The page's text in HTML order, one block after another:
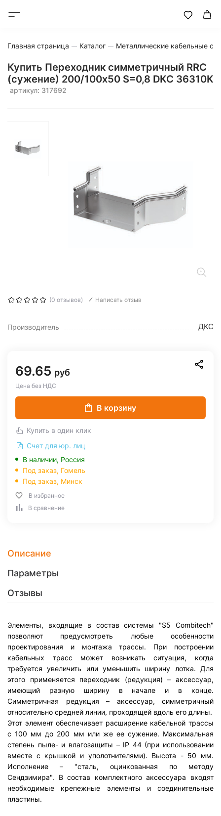
Главная страница Каталог Металлические кабельные
Купить Переходник симметричный RRC
(сужение) 200/100х50 S=0,8 DKC 36310K
артикул: 317692
(0 отзывов) Написать отзыв
Производитель ДКС
69.65 руб
Цена без НДС
В корзину
Купить в один клик
Счет для юр. лиц
В наличии, Россия
Под заказ, Гомель
Под заказ, Минск
В избранное
В сравнение
Описание
Параметры
Отзывы
Элементы, входящие в состав системы "S5 Combitech"
позволяют предусмотреть любые особенности
проектирования и монтажа трассы. При построении
кабельных трасс может возникать ситуация, когда
требуется увеличить или уменьшить ширину лотка. Для
этого применяется переходник (редукция) – аксессуар,
имеющий разную ширину в начале и в конце.
Симметричная редукция – аксессуар, симметричный
относительно средней линии, проходящей вдоль его длины.
Этот элемент обеспечивает расширение кабельной трассы
с 100 мм до 200 мм или же ее сужение. Максимальная
степень пыле- и влагозащиты – IP 44 (при использовании
вместе с крышкой и уполотнителями). Высота - 50 мм.
Исполнение – "сталь, оцинкованная по методу
Сендзимира". В состав комплектного аксессуара входят
необходимые крепежные элементы и соединительные
пластины.